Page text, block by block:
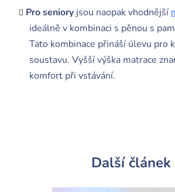
Pro seniory jsou naopak vhodnější
ideálně v kombinaci s pěnou s
Tato kombinace přináší úlevu pro
soustavu. Vyšší výška matrace
komfort při vstávání.
Další článek